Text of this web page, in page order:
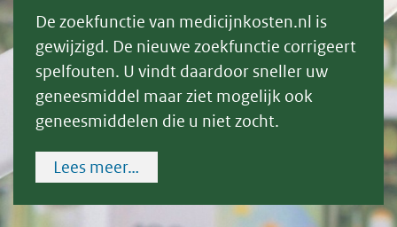
De zoekfunctie van medicijnkosten.nl is
gewijzigd. De nieuwe zoekfunctie corrigeert
spelfouten. U vindt daardoor sneller uw
geneesmiddel maar ziet mogelijk ook
geneesmiddelen die u niet zocht.
Lees meer…